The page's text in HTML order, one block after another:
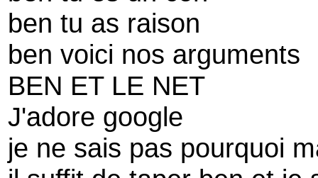
ben tu as raison
ben voici nos arguments
BEN ET LE NET
J'adore google
je ne sais pas pourquoi